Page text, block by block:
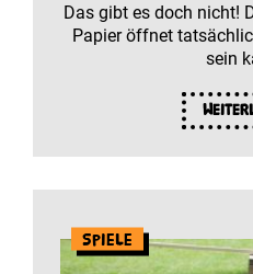
Das gibt es doch nicht!
Papier öffnet
sein
Spiele